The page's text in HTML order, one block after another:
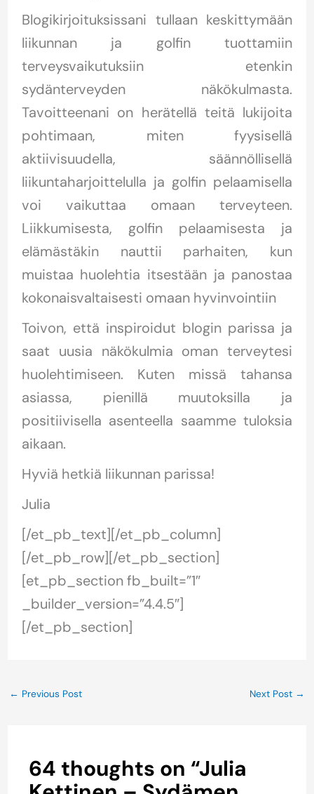
Blogikirjoituksissani tullaan keskittymään
liikunnan ja golfin tuottamiin
terveysvaikutuksiin etenkin
sydänterveyden näkökulmasta.
Tavoitteenani on herätellä teitä lukijoita
pohtimaan, miten fyysisellä
aktiivisuudella, säännöllisellä
liikuntaharjoittelulla ja golfin pelaamisella
voi vaikuttaa omaan terveyteen.
Liikkumisesta, golfin pelaamisesta ja
elämästäkin nauttii parhaiten, kun
muistaa huolehtia itsestään ja panostaa
kokonaisvaltaisesti omaan hyvinvointiin
Toivon, että inspiroidut blogin parissa ja
saat uusia näkökulmia oman terveytesi
huolehtimiseen. Kuten missä tahansa
asiassa, pienillä muutoksilla ja
positiivisella asenteella saamme tuloksia
aikaan.
Hyviä hetkiä liikunnan parissa!
Julia
[/et_pb_text][/et_pb_column]
[/et_pb_row][/et_pb_section]
[et_pb_section fb_built=”1″
_builder_version=”4.4.5″]
[/et_pb_section]
← Previous Post Next Post →
64 thoughts on “Julia